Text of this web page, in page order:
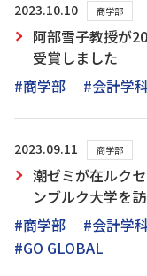
2023.10.10 商学部
阿部雪子教授が
受賞しました
#商学部
#会計学
2023.09.11 商学部
潮ゼミが在ルク
ンブルク大学を
#商学部
#会計学
#GO GLOBAL